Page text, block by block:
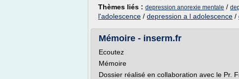
Thèmes liés : depression anorexie mentale /
l'adolescence / depression a l adolescence /
Mémoire - inserm.fr
Ecoutez
Mémoire
Dossier réalisé en collaboration avec le Pr.